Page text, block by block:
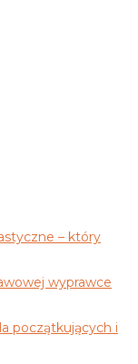
– który
wyprawce
początkujących i